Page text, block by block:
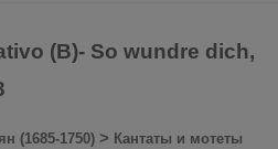
(B)- So wundre dich,
(1685-1750) > Кантаты и мотеты